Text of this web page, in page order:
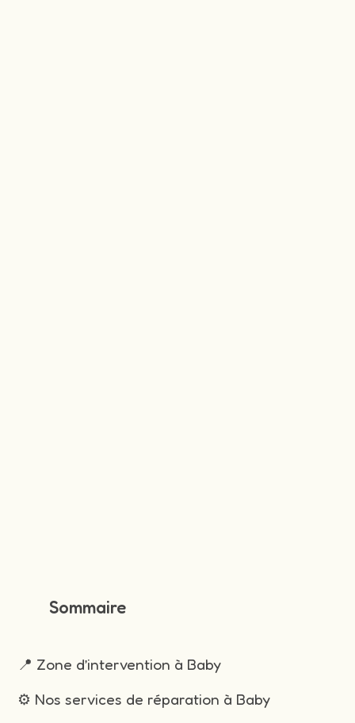
Sommaire
📍 Zone d’intervention à Baby
⚙️ Nos services de réparation à Baby